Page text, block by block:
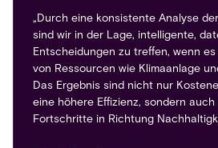
„Durch eine konsistente Analyse
sind wir in der Lage, intelligente,
Entscheidungen zu treffen, wenn
von Ressourcen wie Klimaanlage
Das Ergebnis sind nicht nur
eine höhere Effizienz, sondern
Fortschritte in Richtung
„Dieses cloudbasierte System
Besucherprofile zu erstellen,
verfolgen und digitale Ausweise zur
Identifizierung auszustellen. Es ist
bestehenden Sicherheitssysteme